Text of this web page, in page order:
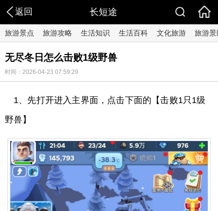
返回 长短途
旅游景点 旅游攻略 生活知识 生活百科 文化旅游 旅游景
无尽冬日怎么击败1级野兽
时间：2026-04-23 07:59:29
1、先打开进入主界面，点击下面的【击败1只1级
野兽】